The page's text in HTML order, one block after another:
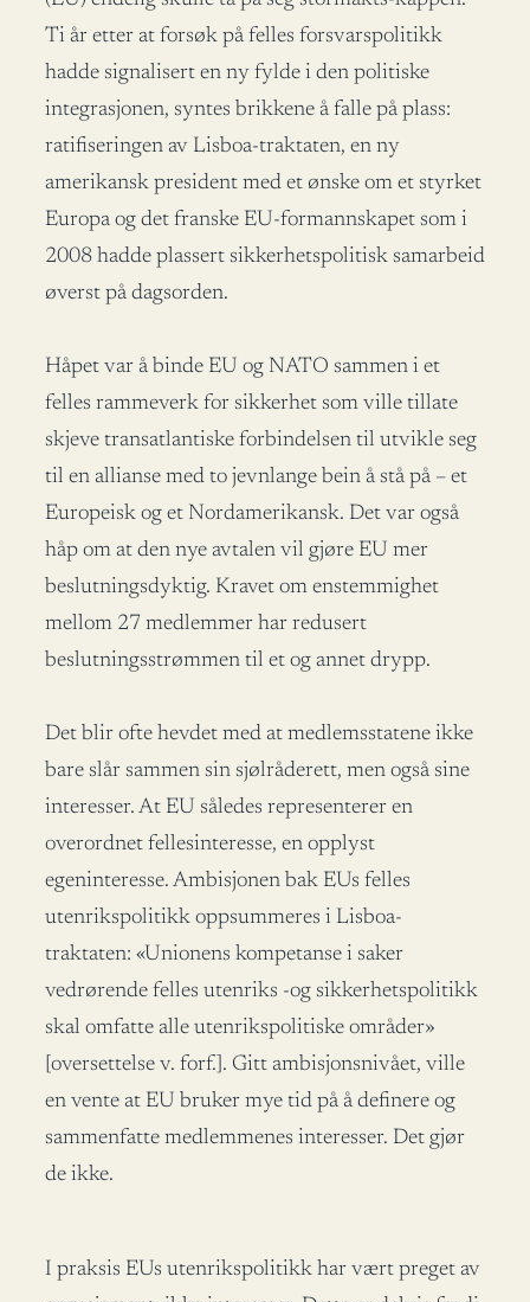
Ti år etter at forsøk på felles forsvarspolitikk
hadde signalisert en ny fylde i den politiske
integrasjonen, syntes brikkene å falle på plass:
ratifiseringen av Lisboa-traktaten, en ny
amerikansk president med et ønske om et styrket
Europa og det franske EU-formannskapet som i
2008 hadde plassert sikkerhetspolitisk samarbeid
øverst på dagsorden.
Håpet var å binde EU og NATO sammen i et
felles rammeverk for sikkerhet som ville tillate
skjeve transatlantiske forbindelsen til utvikle seg
til en allianse med to jevnlange bein å stå på – et
Europeisk og et Nordamerikansk. Det var også
håp om at den nye avtalen vil gjøre EU mer
beslutningsdyktig. Kravet om enstemmighet
mellom 27 medlemmer har redusert
beslutningsstrømmen til et og annet drypp.
Det blir ofte hevdet med at medlemsstatene ikke
bare slår sammen sin sjølråderett, men også sine
interesser. At EU således representerer en
overordnet fellesinteresse, en opplyst
egeninteresse. Ambisjonen bak EUs felles
utenrikspolitikk oppsummeres i Lisboa-
traktaten: «Unionens kompetanse i saker
vedrørende felles utenriks -og sikkerhetspolitikk
skal omfatte alle utenrikspolitiske områder»
[oversettelse v. forf.]. Gitt ambisjonsnivået, ville
en vente at EU bruker mye tid på å definere og
sammenfatte medlemmenes interesser. Det gjør
de ikke.
I praksis EUs utenrikspolitikk har vært preget av